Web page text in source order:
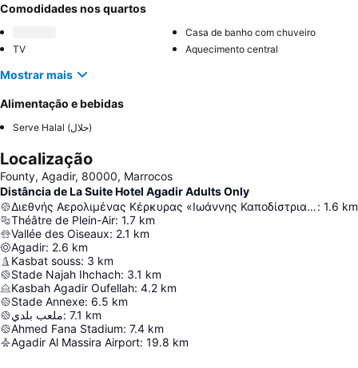
Comodidades nos quartos
Casa de banho com chuveiro
TV
Aquecimento central
Mostrar mais
Alimentação e bebidas
Serve Halal (حلال)
Localização
Founty, Agadir, 80000, Marrocos
Distância de La Suite Hotel Agadir Adults Only
Διεθνής Αερολιμένας Κέρκυρας «Ιωάννης Καποδίστριας»: 1.6 km
Théâtre de Plein-Air: 1.7 km
Vallée des Oiseaux: 2.1 km
Agadir: 2.6 km
Kasbat souss: 3 km
Stade Najah Ihchach: 3.1 km
Kasbah Agadir Oufellah: 4.2 km
Stade Annexe: 6.5 km
ملعب بلدي: 7.1 km
Ahmed Fana Stadium: 7.4 km
Agadir Al Massira Airport: 19.8 km